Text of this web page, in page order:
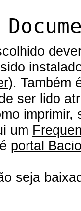
). Também
ser lido
um
portal
seja